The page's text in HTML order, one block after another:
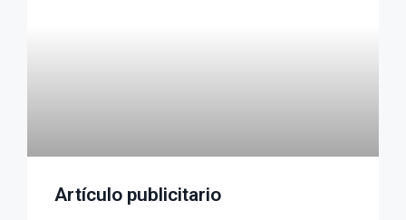
Artículo publicitario